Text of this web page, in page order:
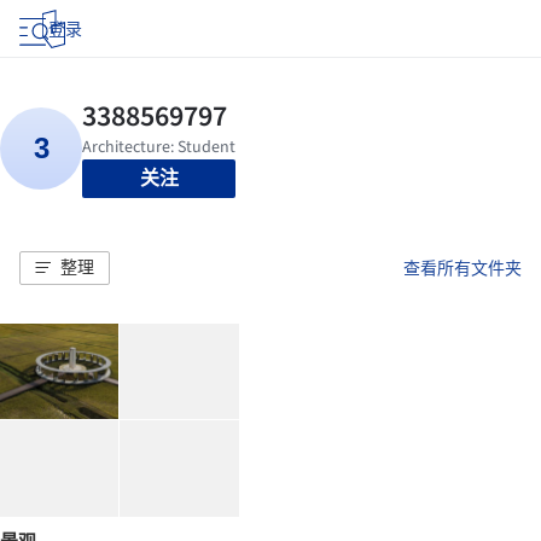
登录
关注
整理 查看所有文件夹